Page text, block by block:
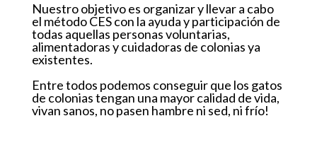
Nuestro objetivo es organizar y llevar a cabo
el método CES con la ayuda y participación de
todas aquellas personas voluntarias,
alimentadoras y cuidadoras de colonias ya
existentes.
Entre todos podemos conseguir que los gatos
de colonias tengan una mayor calidad de vida,
vivan sanos, no pasen hambre ni sed, ni frío!